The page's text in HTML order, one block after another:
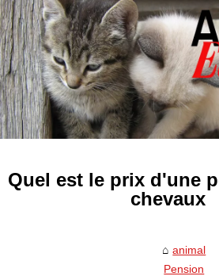
Quel est le prix d'une
chevaux
animal
Pension